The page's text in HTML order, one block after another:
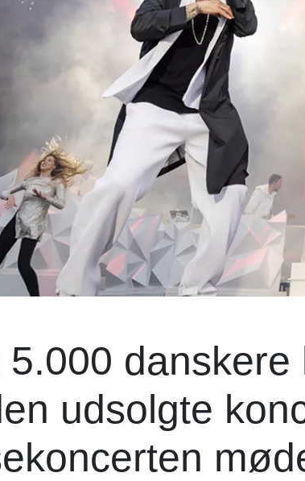
danskere
udsolgte